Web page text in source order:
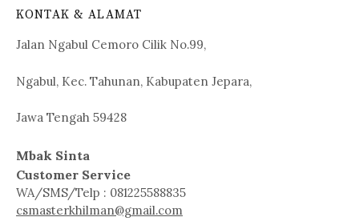
KONTAK & ALAMAT
Jalan Ngabul Cemoro Cilik No.99,
Ngabul, Kec. Tahunan, Kabupaten Jepara,
Jawa Tengah 59428
Mbak Sinta
Customer Service
WA/SMS/Telp : 081225588835
csmasterkhilman@gmail.com